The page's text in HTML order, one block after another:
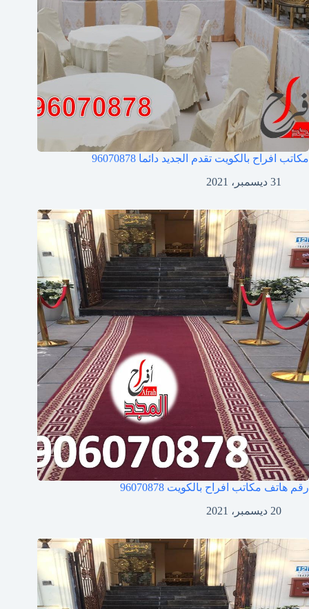
مكاتب افراح بالكويت تقدم الجديد دائما 96070878
31 ديسمبر، 2021
رقم هاتف مكاتب افراح بالكويت 96070878
20 ديسمبر، 2021